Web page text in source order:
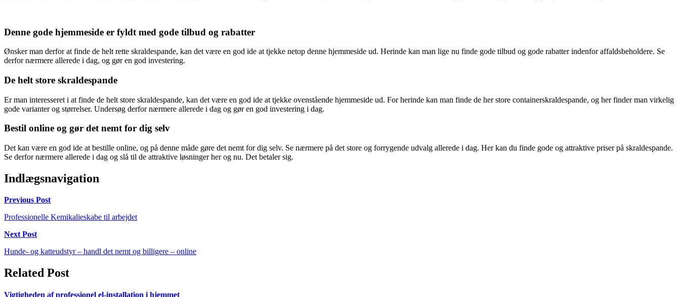
Denne gode hjemmeside er fyldt med gode tilbud og rabatter
Ønsker man derfor at finde de helt rette skraldespande, kan det være en god ide at tjekke netop denne hjemmeside ud. Herinde kan man lige nu finde gode tilbud og gode rabatter indenfor affaldsbeholdere. Se
derfor nærmere allerede i dag, og gør en god investering.
De helt store skraldespande
Er man interesseret i at finde de helt store skraldespande, kan det være en god ide at tjekke ovenstående hjemmeside ud. For herinde kan man finde de her store containerskraldespande, og her finder man virkelig
gode varianter og størrelser. Undersøg derfor nærmere allerede i dag og gør en god investering i dag.
Bestil online og gør det nemt for dig selv
Det kan være en god ide at bestille online, og på denne måde gøre det nemt for dig selv. Se nærmere på det store og forrygende udvalg allerede i dag. Her kan du finde gode og attraktive priser på skraldespande.
Se derfor nærmere allerede i dag og slå til de attraktive løsninger her og nu. Det betaler sig.
Indlægsnavigation
Previous Post
Professionelle Kemikalieskabe til arbejdet
Next Post
Hunde- og katteudstyr – handl det nemt og billigere – online
Related Post
Vigtigheden af professionel el-installation i hjemmet